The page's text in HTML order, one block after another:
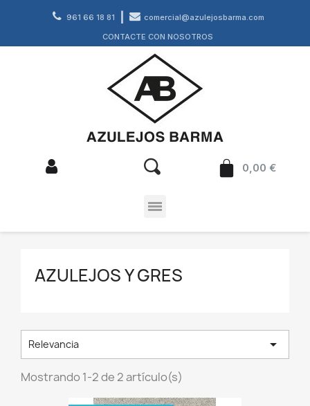
961 66 18 81 comercial@azulejosbarma.com
CONTACTE CON NOSOTROS
0,00 €
AZULEJOS Y GRES
Relevancia 
Mostrando 1-2 de 2 artículo(s)